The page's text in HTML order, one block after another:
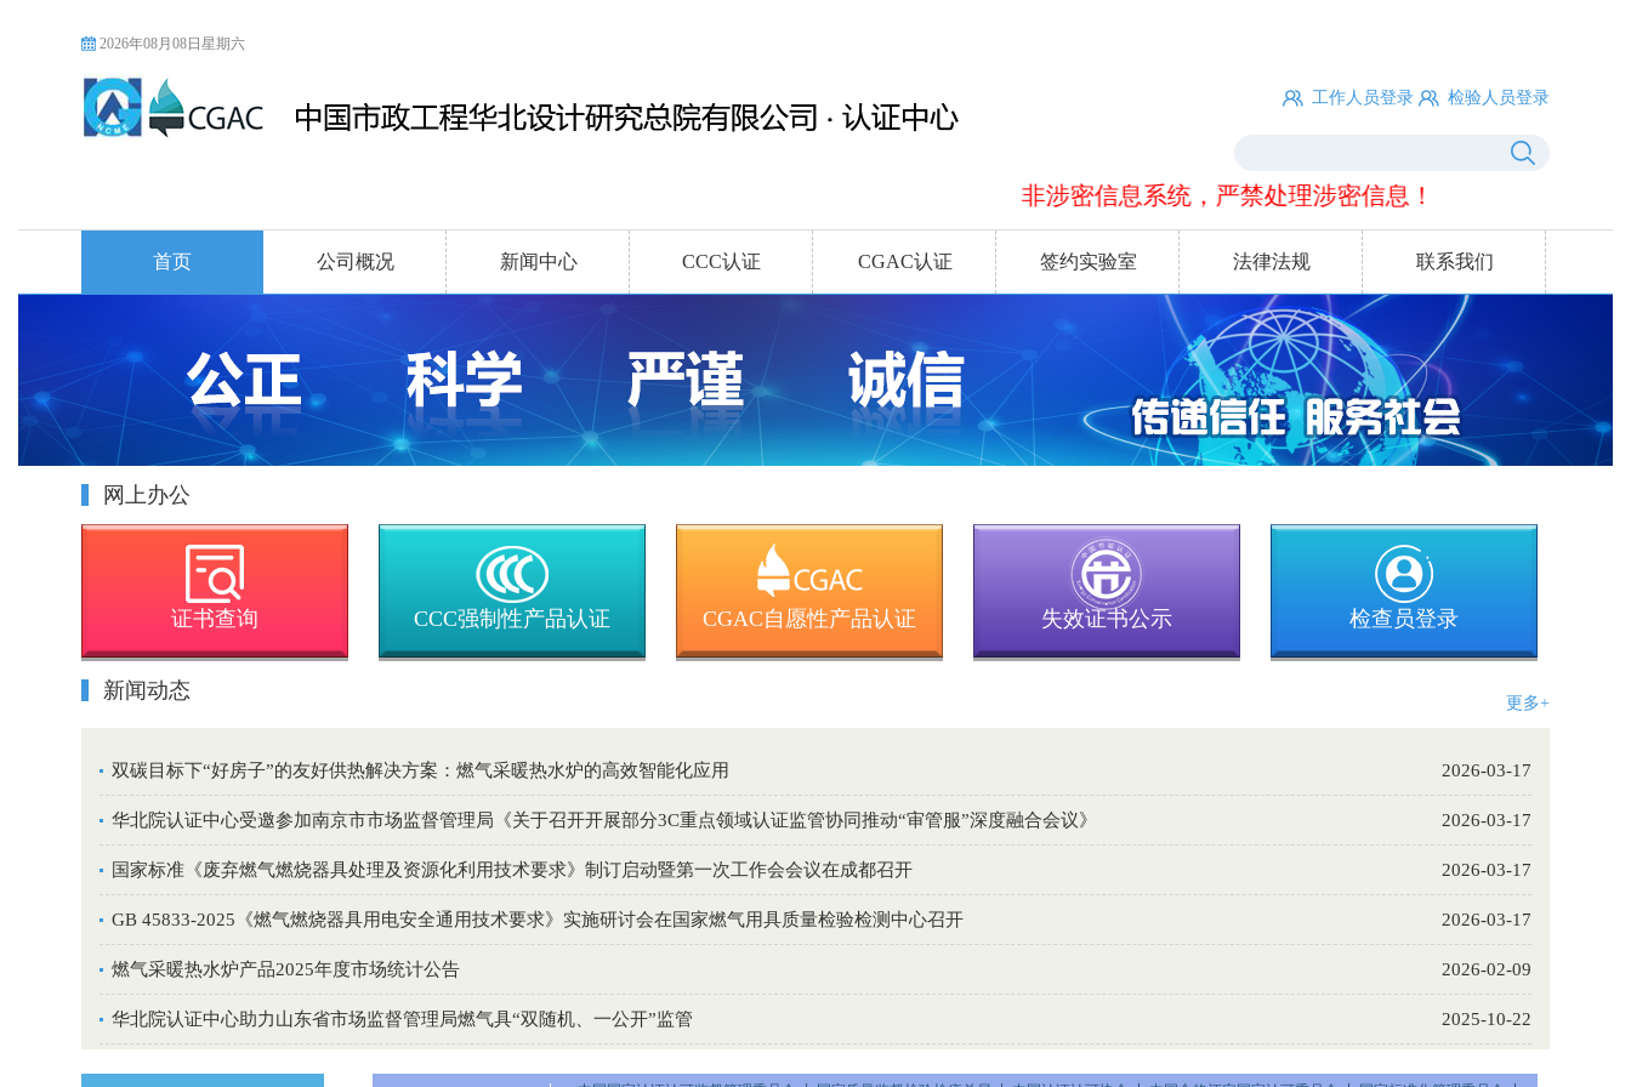
2026年08月08日星期六
工作人员登录 检验人员登录
非涉密信息系统，严禁处理涉密信息！
首页 公司概况 新闻中心 CCC认证 CGAC认证 签约实验室 法律法规 联系我们
网上办公
证书查询 CCC强制性产品认证 CGAC自愿性产品认证 失效证书公示 检查员登录
新闻动态
更多+
双碳目标下“好房子”的友好供热解决方案：燃气采暖热水炉的高效智能化应用 2026-03-17
华北院认证中心受邀参加南京市市场监督管理局《关于召开开展部分3C重点领域认证监管协同推动“审管服”深度融合会议》 2026-03-17
国家标准《废弃燃气燃烧器具处理及资源化利用技术要求》制订启动暨第一次工作会会议在成都召开 2026-03-17
GB 45833-2025《燃气燃烧器具用电安全通用技术要求》实施研讨会在国家燃气用具质量检验检测中心召开 2026-03-17
燃气采暖热水炉产品2025年度市场统计公告 2026-02-09
华北院认证中心助力山东省市场监督管理局燃气具“双随机、一公开”监管 2025-10-22